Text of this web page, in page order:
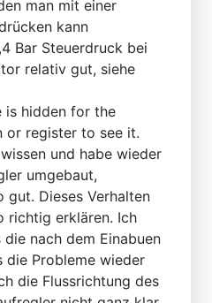
man mit einer
kann
Bar Steuerdruck bei
relativ gut, siehe
is hidden for the
or register to see it.
und habe wieder
umgebaut,
Dieses Verhalten
richtig erklären. Ich
nach dem Einabuen
die Probleme wieder
die Flussrichtung des